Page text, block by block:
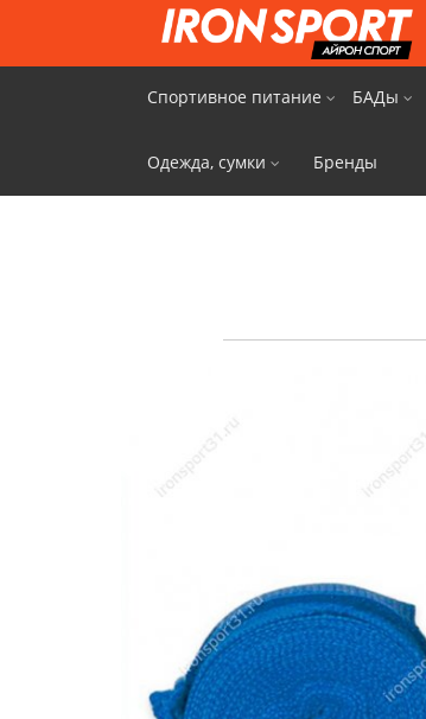
Спортивное питание БАДы
Одежда, сумки Бренды